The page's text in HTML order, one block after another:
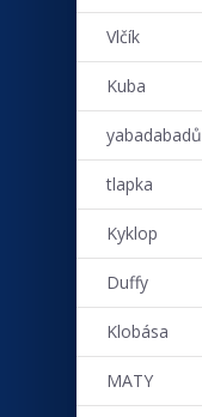
Vlčík
Kuba
yabadabadů
tlapka
Kyklop
Duffy
Klobása
MATY